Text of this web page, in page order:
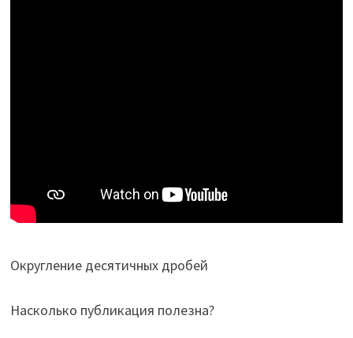
Округление десятичных дробей
Насколько публикация полезна?